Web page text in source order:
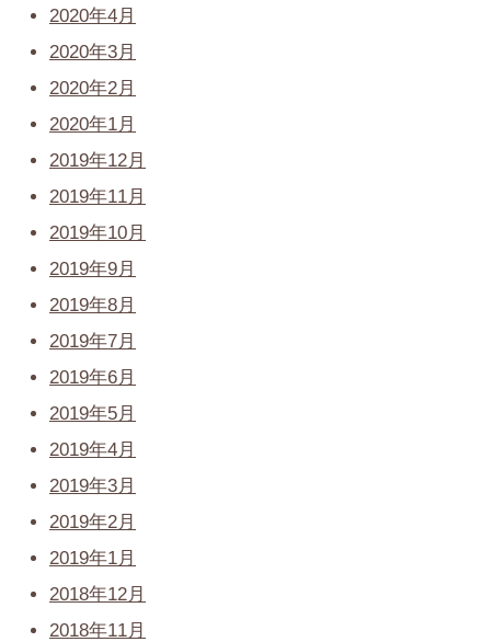
2020年4月
2020年3月
2020年2月
2020年1月
2019年12月
2019年11月
2019年10月
2019年9月
2019年8月
2019年7月
2019年6月
2019年5月
2019年4月
2019年3月
2019年2月
2019年1月
2018年12月
2018年11月